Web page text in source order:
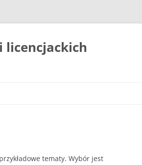
licencjackich
tematy. Wybór jest